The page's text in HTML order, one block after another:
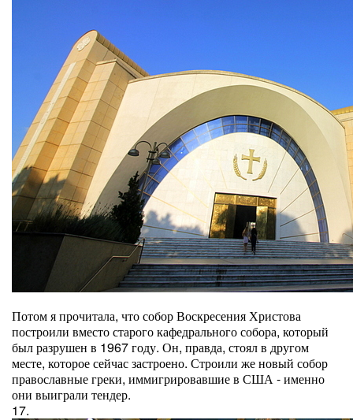
Потом я прочитала, что собор Воскресения Христова
построили вместо старого кафедрального собора, который
был разрушен в 1967 году. Он, правда, стоял в другом
месте, которое сейчас застроено. Строили же новый собор
православные греки, иммигрировавшие в США - именно
они выиграли тендер.
17.